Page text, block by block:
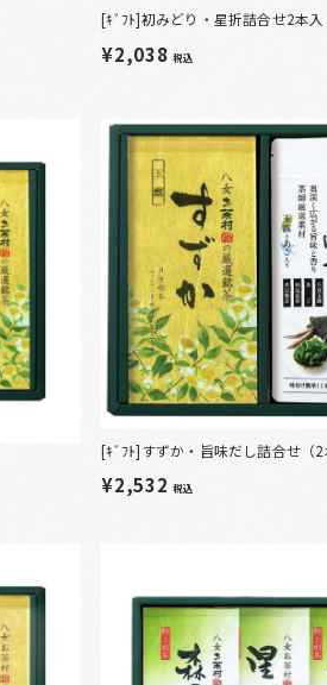
[ｷﾞﾌﾄ]初みどり・星折詰合せ2本入
¥2,038税込
[ｷﾞﾌﾄ]すずか・旨味だし詰合せ（2
¥2,532税込